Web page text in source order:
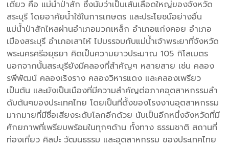
เดียว คือ แม่น้ำป่าสัก ซึ่งนับว่าเป็นเส้นเลือดใหญ่ของจังหวัด
สระบุรี โดยอาศัยน้ำใช้ในการเกษตร และประโยชน์อย่างอื่น
แม่น้ำป่าสักไหลผ่านอำเภอมวกเหล็ก อำเภอแก่งคอย อำเภอ
เมืองสระบุรี อำเภอเสาไห้ ไปบรรจบกับแม่น้ำเจ้าพระยาที่จังหวัด
พระนครศรีอยุธยา คิดเป็นความยาวประมาณ 105 กิโลเมตร
นอกจากนั้นสระบุรียังมีคลองที่สำคัญๆ หลายสาย เช่น คลอง
รพีพัฒน์ คลองเริงราง คลองวิหารแดง และคลองเพรียว
เป็นต้น และยังเป็นเมืองที่มีความสำคัญต่อภาคอุตสาหกรรมลำ
ดับต้นๆของประเทศไทย โดยเป็นที่ตั้งของโรงงานอุตสาหกรรม
มากมายที่มีชื่อเสียงระดับโลกอีกด้วย นับเป็นอีกหนึ่งจังหวัดที่มี
ศักยภาพที่เพรียบพร้อมในทุกๆด้าน ทั้งทาง ธรรมชาติ สถานที่
ท่องเที่ยว ศิลปะ วัฒนธรรม และอุตสาหกรรม ของประเทศไทย